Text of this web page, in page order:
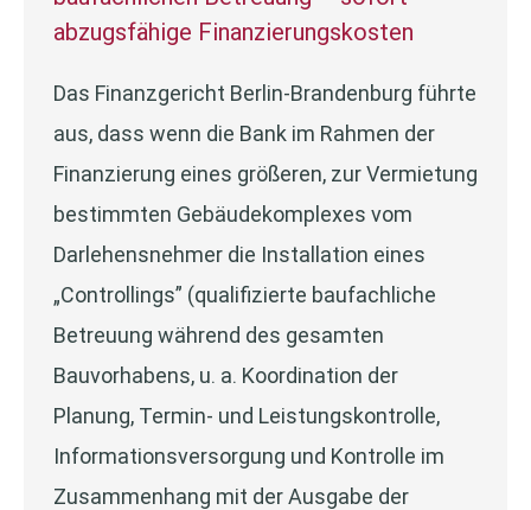
abzugsfähige Finanzierungskosten
Das Finanzgericht Berlin-Brandenburg führte
aus, dass wenn die Bank im Rahmen der
Finanzierung eines größeren, zur Vermietung
bestimmten Gebäudekomplexes vom
Darlehensnehmer die Installation eines
„Controllings” (qualifizierte baufachliche
Betreuung während des gesamten
Bauvorhabens, u. a. Koordination der
Planung, Termin- und Leistungskontrolle,
Informationsversorgung und Kontrolle im
Zusammenhang mit der Ausgabe der